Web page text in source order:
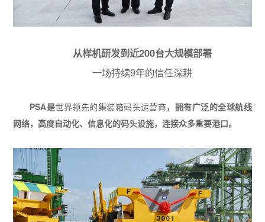
从样机研发到近200台大规模部署
一场持续9年的信任深耕
PSA是世界领先的集装箱码头运营商，拥有广泛的全球航线
网络，高度自动化、信息化的码头设施，连接众多重要港口。